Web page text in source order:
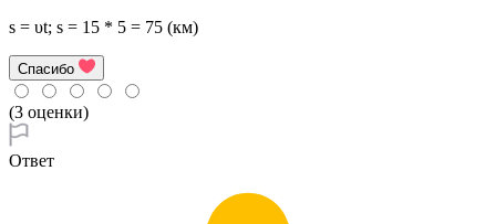
s = υt; s = 15 * 5 = 75 (км)
Спасибо
(3 оценки)
Ответ